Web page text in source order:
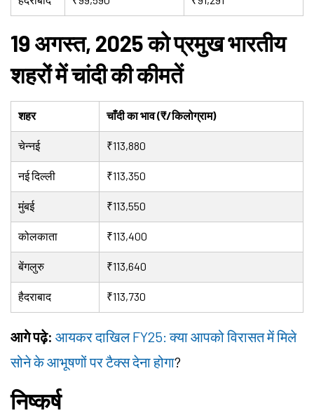
19 अगस्त, 2025 को प्रमुख भारतीय
शहरों में चांदी की कीमतें
शहर चाँदी का भाव (₹/किलोग्राम)
चेन्नई ₹113,880
नई दिल्ली ₹113,350
मुंबई ₹113,550
कोलकाता ₹113,400
बेंगलुरु ₹113,640
हैदराबाद ₹113,730
आगे पढ़े: आयकर दाखिल FY25: क्या आपको विरासत में मिले
सोने के आभूषणों पर टैक्स देना होगा?
निष्कर्ष